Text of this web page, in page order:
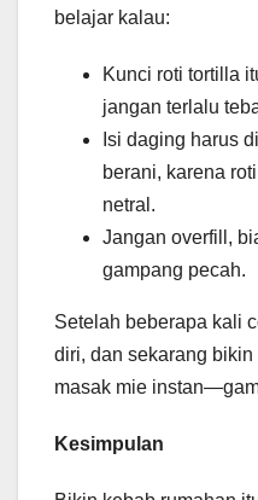
belajar kalau:
Kunci roti tortilla
jangan terlalu
Isi daging harus
berani, karena
netral.
Jangan overfill,
gampang pecah.
Setelah beberapa kali
diri, dan sekarang
masak mie
Kesimpulan